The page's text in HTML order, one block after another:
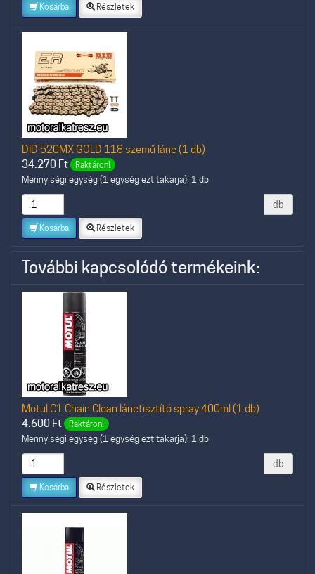
Kosárba Részletek
DID 520MX GOLD 118 szemű lánc (1 db)
34.270 Ft Raktáron!
Mennyiségi egység (1 egység ezt takarja): 1 db
db
Kosárba Részletek
További kapcsolódó termékeink:
Motul C1 Chain Clean lánctisztító spray 400ml (1 db)
4.600 Ft Raktáron!
Mennyiségi egység (1 egység ezt takarja): 1 db
db
Kosárba Részletek